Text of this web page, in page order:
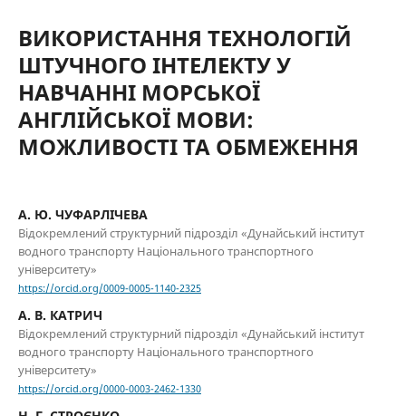
ВИКОРИСТАННЯ ТЕХНОЛОГІЙ
ШТУЧНОГО ІНТЕЛЕКТУ У
НАВЧАННІ МОРСЬКОЇ
АНГЛІЙСЬКОЇ МОВИ:
МОЖЛИВОСТІ ТА ОБМЕЖЕННЯ
А. Ю. ЧУФАРЛІЧЕВА
Відокремлений структурний підрозділ «Дунайський інститут
водного транспорту Національного транспортного
університету»
https://orcid.org/0009-0005-1140-2325
А. В. КАТРИЧ
Відокремлений структурний підрозділ «Дунайський інститут
водного транспорту Національного транспортного
університету»
https://orcid.org/0000-0003-2462-1330